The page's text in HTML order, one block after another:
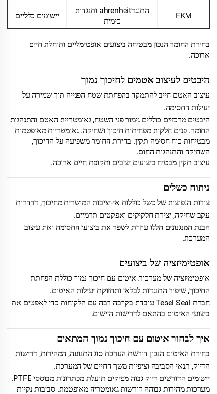
FKM
התנגדahrenheit ותנגדות
כימית
יישומים כלליים
בחירת החומר הנכון מבטיחה ביצועים אופטימליים ותוחלת חיים
ארוכה.
היבטים לעיצוב אטמים לחיכוך נמוך
עיצוב האטם חייב להתמקד בהפחתת שטח הפנייה תוך שמירה על
יעילות החסימה.
היבטים מרכזיים כוללים גימור פני השטח, גאומטריית האטם והתנהגות
החומר. פנים חלקות מפחיתות חיכוך ושחיקה. גאומטריות מאופטמות
מבטיחות כוח חסימה תקין. בחירת החומר משפיעה על החיכוך,
השחיקה והתנהגות החום.
עיצוב תקין מבטיח ביצועים יציבים ותקופת חיים ארוכה.
ניתוח כשלים
צורות הנפוצות של כשל כוללות אי-יציבות המושרית מחיכוך, דרדרות
עקב שחיקה, יצירת חלקיקים ואפקטים תרמיים.
הבנת המנגנונים הללו עוזרת לשפר את ביצועי החסימה ואת עיצוב
המערכת.
אופטימיזציה של ביצועים
אופטימיזציה של מערכות איטום עם חיכוך נמוך כוללת הפחתת
החיכוך, שיפור התנגדות לבלאי ותחזוקת יעילות האיטום.
חברת Tesel Seal עובדת בקרבה רבה עם הלקוחות כדי לאפטים את
ביצועי האיטום בהתאם לדרישות היישום.
איך לבחור איטום עם חיכוך נמוך המתאים
בחירת האיטום הנכון דורשת הערכת סוג התנועה, המהירות, דרישות
הדיוק, תנאי הסביבה וציפיות משך החיים של המערכת.
יישומים הדורשים דיוק גבוה מפיקים תועלת מפתרונות מבוססי PTFE.
מערכות מהירות גבוהה דורשות גאומטריה מאופטמת. סביבות נקיות